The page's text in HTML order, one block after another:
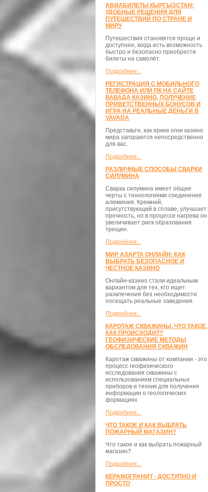
АВИАБИЛЕТЫ КЫРГЫЗСТАН:
УДОБНЫЕ РЕШЕНИЯ ДЛЯ
ПУТЕШЕСТВИЙ ПО СТРАНЕ И
МИРУ
Путешествия становятся проще и
доступнее, когда есть возможность
быстро и безопасно приобрести
билеты на самолёт.
Подробнее...
РЕГИСТРАЦИЯ С МОБИЛЬНОГО
ТЕЛЕФОНА ИЛИ ПК НА САЙТЕ
ВАВАДА КАЗИНО, ПОЛУЧЕНИЕ
ПРИВЕТСТВЕННЫХ БОНУСОВ И
ИГРА НА РЕАЛЬНЫЕ ДЕНЬГИ В
VAVADA
Представьте, как яркие огни казино
мира загораются непосредственно
для вас.
Подробнее...
РАЗЛИЧНЫЕ СПОСОБЫ СВАРКИ
СИЛУМИНА
Сварка силумина имеет общие
черты с технологиями соединения
алюминия. Кремний,
присутствующий в сплаве, улучшает
прочность, но в процессе нагрева он
увеличивает риск образования
трещин.
Подробнее...
МИР АЗАРТА ОНЛАЙН: КАК
ВЫБРАТЬ БЕЗОПАСНОЕ И
ЧЕСТНОЕ КАЗИНО
Онлайн-казино стали идеальным
вариантом для тех, кто ищет
развлечения без необходимости
посещать реальные заведения.
Подробнее...
КАРОТАЖ СКВАЖИНЫ. ЧТО ТАКОЕ,
КАК ПРОИСХОДИТ?
ГЕОФИЗИЧЕСКИЕ МЕТОДЫ
ОБСЛЕДОВАНИЯ СКВАЖИН
Каротаж скважины от компании - это
процесс геофизического
исследования скважины с
использованием специальных
приборов и техник для получения
информации о геологических
формациях
Подробнее...
ЧТО ТАКОЕ И КАК ВЫБРАТЬ
ПОЖАРНЫЙ МАГАЗИН?
Что такое и как выбрать пожарный
магазин?
Подробнее...
КЕРАМОГРАНИТ - ДОСТУПНО И
ПРОСТО